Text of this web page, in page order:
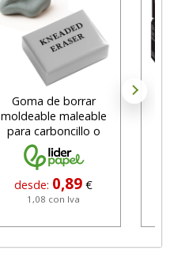
Goma de borrar
moldeable maleable
para carboncillo o
grafito
desde: 0,89 €
1,08 con Iva